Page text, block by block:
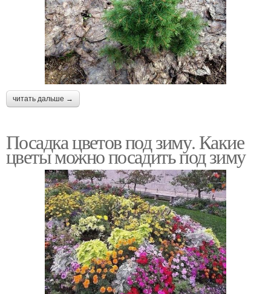
читать дальше →
Посадка цветов под зиму. Какие
цветы можно посадить под зиму